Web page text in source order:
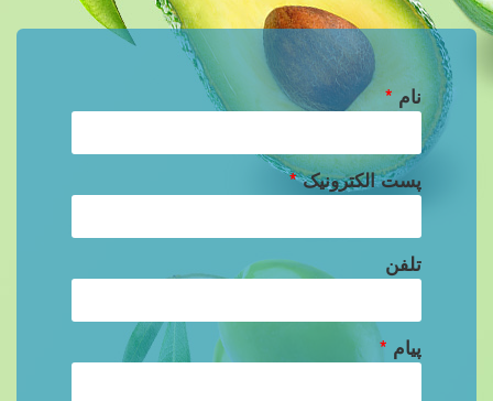
نام *
پست الکترونیک*
تلفن
پیام *